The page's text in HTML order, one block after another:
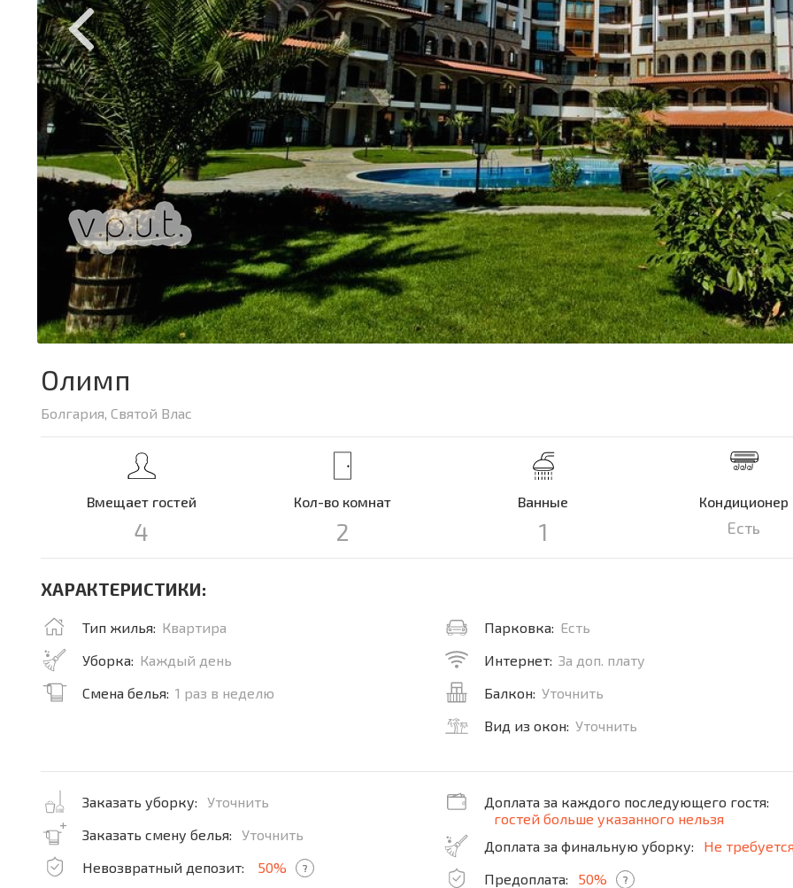
Олимп
Болгария, Святой Влас
Вмещает гостей
4
Кол-во комнат
2
Ванные
1
Кондиционер
Есть
ХАРАКТЕРИСТИКИ:
Тип жилья: Квартира
Уборка: Каждый день
Смена белья: 1 раз в неделю
Парковка: Есть
Интернет: За доп. плату
Балкон: Уточнить
Вид из окон: Уточнить
Заказать уборку:
Уточнить
Заказать смену белья:
Уточнить
Невозвратный депозит:
50% ?
Доплата за каждого последующего гостя:
гостей больше указанного нельзя
Доплата за финальную уборку:
Не
Предоплата:
50% ?